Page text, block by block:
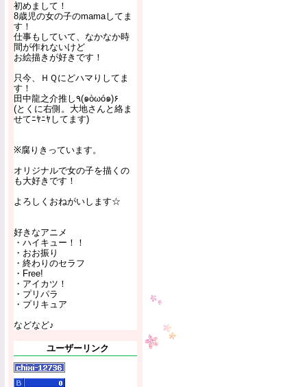
初めまして！
8歳児の女の子のmamaしてま
す！
仕事もしていて、なかなか時
間が作れないけど
お絵描きが好きです！
只今、ＨＱにどハマりしてま
す！
田中龍之介推し٩(๑òωó๑)۶
(とくに右側。大地さんと絡ま
せてﾆﾔﾆﾔしてます)
※腐りきっています。
オリジナルで女の子を描くの
も大好きです！
よろしくおねがいします☆
好きなアニメ
・ハイキュー！！
・おお振り
・終わりのセラフ
・Free!
・アイカツ！
・プリパラ
・プリキュア
などなど♪
ユーザーリンク